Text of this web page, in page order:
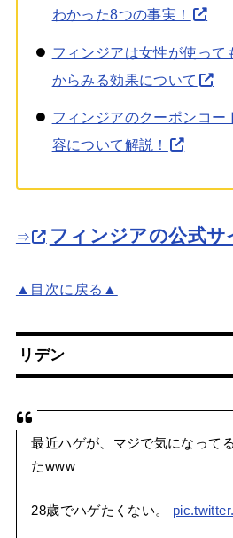
わかった8つの事実！
フィンジアは女性が使って
からみる効果について
フィンジアのクーポンコー
容について解説！
⇒ フィンジアの公式サ
▲目次に戻る▲
リデン
最近ハゲが、マジで気になって
たwww
28歳でハゲたくない。